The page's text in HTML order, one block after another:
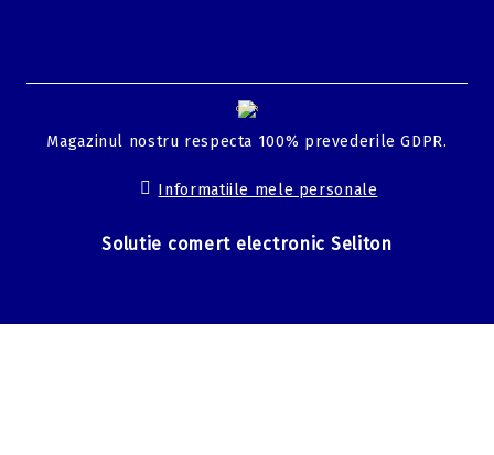
GDPR
Magazinul nostru respecta 100% prevederile GDPR.
Informatiile mele personale
Solutie comert electronic Seliton